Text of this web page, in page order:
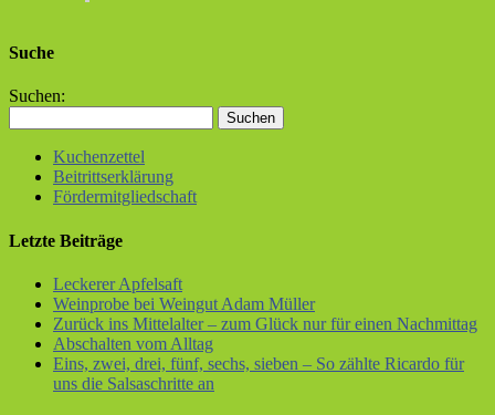
Suche
Suchen:
Kuchenzettel
Beitrittserklärung
Fördermitgliedschaft
Letzte Beiträge
Leckerer Apfelsaft
Weinprobe bei Weingut Adam Müller
Zurück ins Mittelalter – zum Glück nur für einen Nachmittag
Abschalten vom Alltag
Eins, zwei, drei, fünf, sechs, sieben – So zählte Ricardo für
uns die Salsaschritte an